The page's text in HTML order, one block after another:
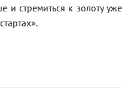
и стремиться к золоту уже